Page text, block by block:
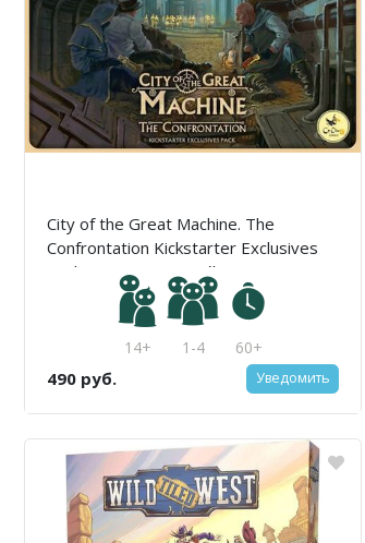
City of the Great Machine. The
Confrontation Kickstarter Exclusives
Pack / Город Великой машины.
Кикстартер эксклюзивное мини-
дополнение Конфронтация
14+ 1-4 60+
490 руб. Уведомить